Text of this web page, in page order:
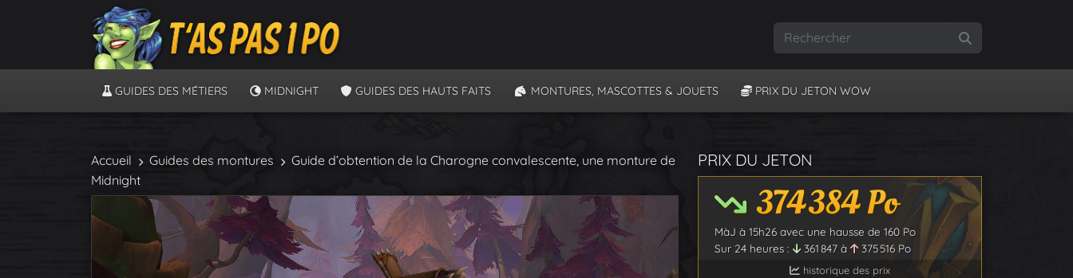
GUIDES DES MÉTIERS MIDNIGHT GUIDES DES HAUTS FAITS MONTURES, MASCOTTES & JOUETS PRIX DU JETON WOW
Accueil Guides des montures
Guide d’obtention de la Charogne convalescente, une monture de
Midnight
PRIX DU JETON
374 384Po
MàJ à 15h26 avec une hausse de 160 Po
Sur 24 heures :
361 847 à 375 516 Po
historique des prix